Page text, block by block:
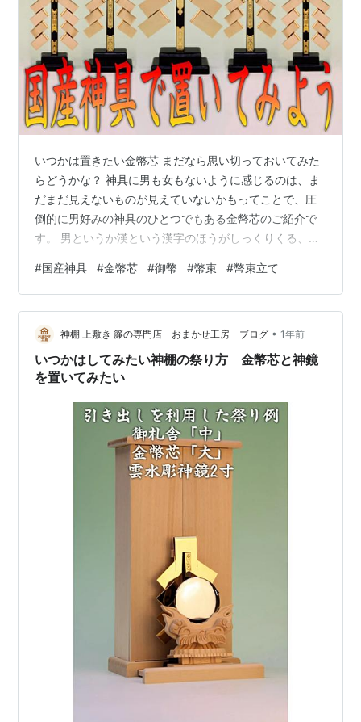
いつかは置きたい金幣芯 まだなら思い切っておいてみた
らどうかな？ 神具に男も女もないように感じるのは、ま
だまだ見えないものが見えていないかもってことで、圧
倒的に男好みの神具のひとつでもある金幣芯のご紹介で
す。 男というか漢という漢字のほうがしっくりくる、戦
る感を彷彿させ、守りきる精神力の助けになるような不
思議な神具でもある。 ピカピカしていて綺麗とか、ゴー
ルドだからなんだとか、そういうチャラけたイメージで
使う漢はまず居ないわけでして、意味を含めたものを神
前に置くのは、生死の境目まで行き着くと見えてくる何
かがあるんだろう。 漢はいつでも崖っぷちと…
#国産神具 #金幣芯 #御幣 #幣束 #幣束立て
神棚 上敷き 簾の専門店 おまかせ工房 ブログ • 1年前
いつかはしてみたい神棚の祭り方 金幣芯と神鏡
を置いてみたい